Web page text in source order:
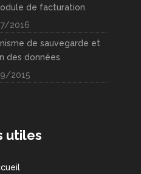
de facturation
2016
de sauvegarde et
des données
2015
utiles